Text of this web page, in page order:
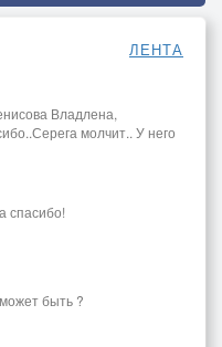
ЛЕНТА
Владлена,
молчит.. У него
спасибо!
быть ?